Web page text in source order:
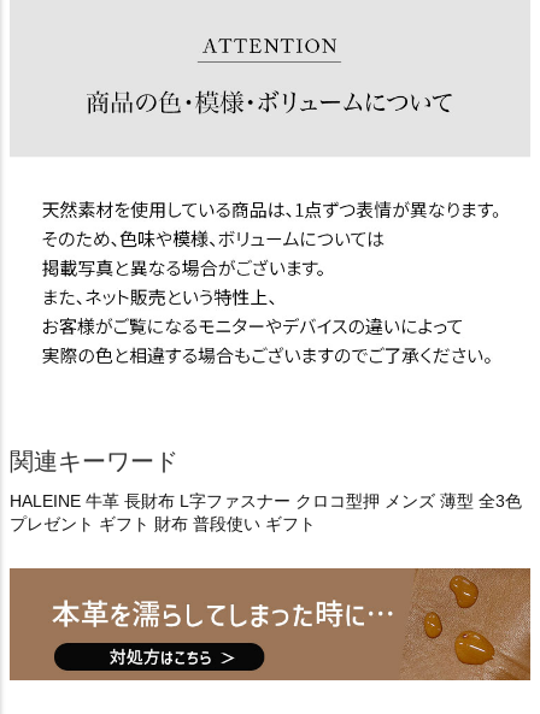
関連キーワード
HALEINE 牛革 長財布 L字ファスナー クロコ型押 メンズ 薄型 全3色
プレゼント ギフト 財布 普段使い ギフト